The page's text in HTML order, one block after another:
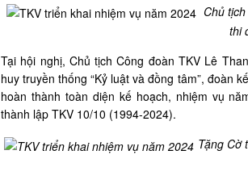
Chủ
thi
Tại hội nghị, Chủ tịch Công đoàn TKV Lê
huy truyền thống “Kỷ luật và đồng tâm”, đoàn
hoàn thành toàn diện kế hoạch, nhiệm vụ
thành lập TKV 10/10 (1994-2024).
Tặng Cờ